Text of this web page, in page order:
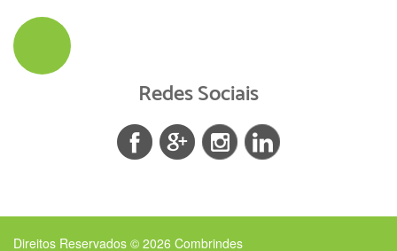
Redes Sociais
Direitos Reservados © 2026 Combrindes